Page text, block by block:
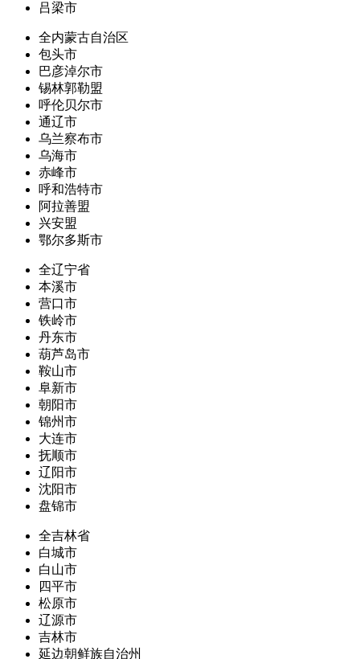
吕梁市
全内蒙古自治区
包头市
巴彦淖尔市
锡林郭勒盟
呼伦贝尔市
通辽市
乌兰察布市
乌海市
赤峰市
呼和浩特市
阿拉善盟
兴安盟
鄂尔多斯市
全辽宁省
本溪市
营口市
铁岭市
丹东市
葫芦岛市
鞍山市
阜新市
朝阳市
锦州市
大连市
抚顺市
辽阳市
沈阳市
盘锦市
全吉林省
白城市
白山市
四平市
松原市
辽源市
吉林市
延边朝鲜族自治州